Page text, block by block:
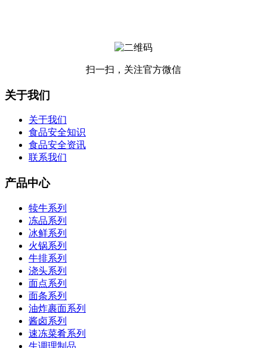
扫一扫，关注官方微信
关于我们
关于我们
食品安全知识
食品安全资讯
联系我们
产品中心
犊牛系列
冻品系列
冰鲜系列
火锅系列
牛排系列
浇头系列
面点系列
面条系列
油炸裹面系列
酱卤系列
速冻菜肴系列
生调理制品